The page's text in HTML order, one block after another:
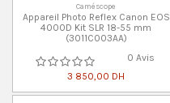
Caméscope
Appareil Photo Reflex Canon EOS
4000D Kit SLR 18-55 mm
(3011C003AA)
0 Avis
3 850,00 DH